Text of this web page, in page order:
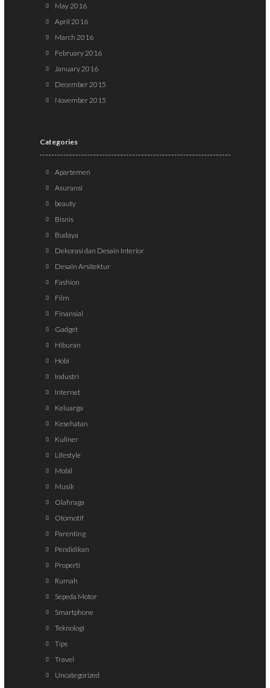
May 2016
April 2016
March 2016
February 2016
January 2016
December 2015
November 2015
Categories
Apartemen
Asuransi
beauty
Bisnis
Budaya
Dekorasi dan Desain Interior
Desain Arsitektur
Fashion
Film
Finansial
Gadget
Hiburan
Hobi
Industri
Internet
Keluarga
Kesehatan
Kuliner
Lifestyle
Mobil
Musik
Olahraga
Otomotif
Parenting
Pendidikan
Properti
Rumah
Sepeda Motor
Smartphone
Teknologi
Tips
Travel
Uncategorized